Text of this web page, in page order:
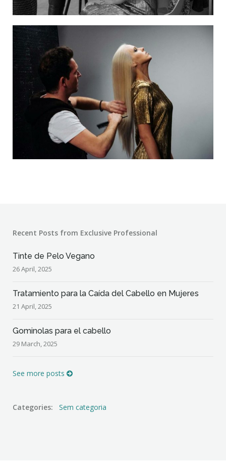
Recent Posts from Exclusive Professional
Tinte de Pelo Vegano
26 April, 2025
Tratamiento para la Caída del Cabello en Mujeres
21 April, 2025
Gominolas para el cabello
29 March, 2025
See more posts
Categories: Sem categoria